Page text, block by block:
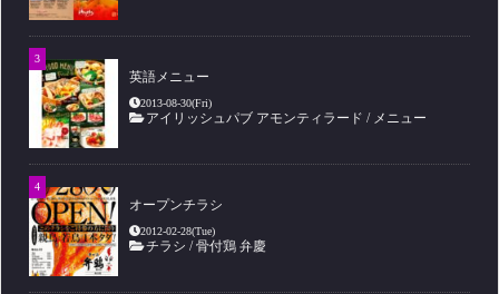
英語メニュー
2013-08-30(Fri)
アイリッシュパブ アモンティラード / メニュー
オープンチラシ
2012-02-28(Tue)
チラシ /骨付鶏 弁慶